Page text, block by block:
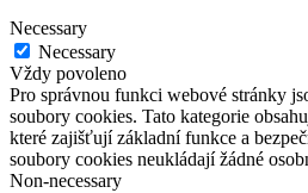
Necessary
Necessary
Vždy povoleno
Pro správnou funkci webové stránky
soubory cookies. Tato kategorie
které zajišťují základní funkce a
soubory cookies neukládají žádné
Non-necessary